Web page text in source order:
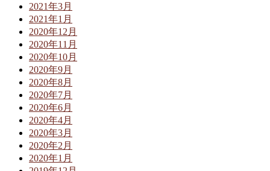
2021年3月
2021年1月
2020年12月
2020年11月
2020年10月
2020年9月
2020年8月
2020年7月
2020年6月
2020年4月
2020年3月
2020年2月
2020年1月